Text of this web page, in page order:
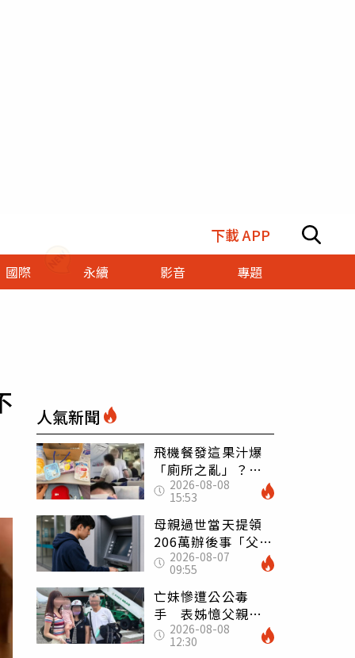
下載 APP
國際 永續 影音
專題
人氣新聞
飛機餐發這果汁爆
「廁所之亂」？乘
客崩潰：差點丟大
臉 醫揭3類人別亂
喝
2026-08-08
15:53
母親過世當天提領
206萬辦後事「父子
遭判刑」 律師：
搶錢先下手是罪
2026-08-07
09:55
亡妹慘遭公公毒
手 表姊憶父親節
前夕：小舅舅仍到
殯儀館陪她說話
2026-08-08
12:30